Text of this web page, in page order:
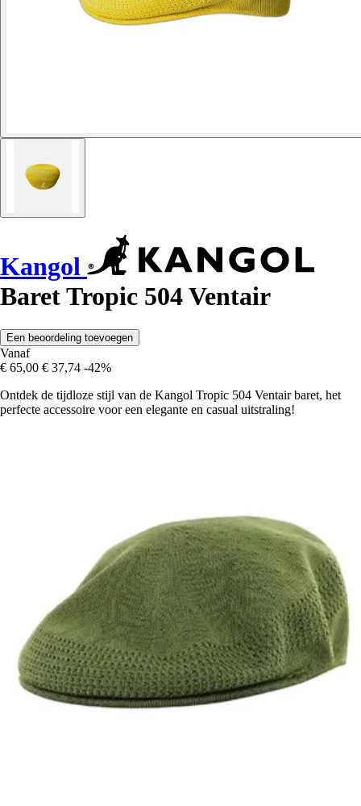
Kangol
Baret Tropic 504 Ventair
Een beoordeling toevoegen
Vanaf
€ 65,00 € 37,74 -42%
Ontdek de tijdloze stijl van de Kangol Tropic 504 Ventair baret, het
perfecte accessoire voor een elegante en casual uitstraling!